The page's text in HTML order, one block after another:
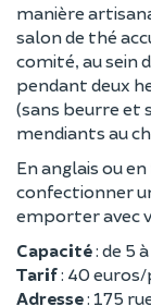
manière
salon de thé
comité, au sein
pendant deux
(sans beurre et
mendiants au
En anglais ou
confectionner
emporter avec
Capacité: de 5
Tarif: 40
Adresse: 175